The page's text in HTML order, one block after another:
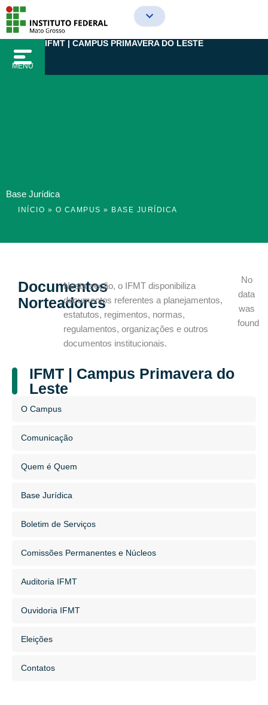
para
conteúdo
MENU
IFMT | CAMPUS PRIMAVERA DO LESTE
Base Jurídica
INÍCIO » O CAMPUS » BASE JURÍDICA
Documentos
Norteadores
Nesta seção, o IFMT disponibiliza
documentos referentes a planejamentos,
estatutos, regimentos, normas,
regulamentos, organizações e outros
documentos institucionais.
No
data
was
found
IFMT | Campus Primavera do
Leste
O Campus
Comunicação
Quem é Quem
Base Jurídica
Boletim de Serviços
Comissões Permanentes e Núcleos
Auditoria IFMT
Ouvidoria IFMT
Eleições
Contatos